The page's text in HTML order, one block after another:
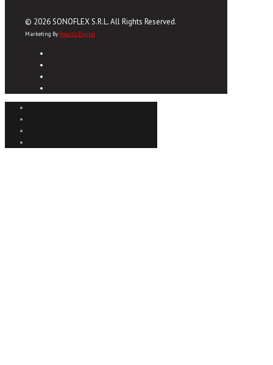
© 2026 SONOFLEX S.R.L. All Rights Reserved.
Marketing By Resulta Digital